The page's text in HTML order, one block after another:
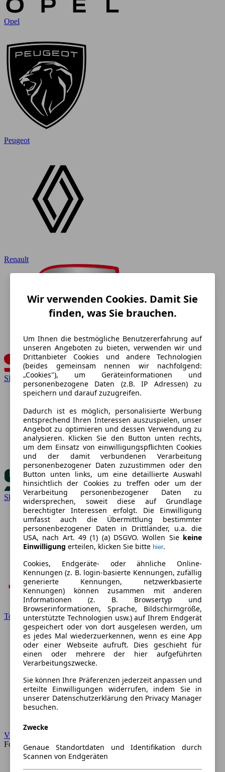
Opel
Peugeot
Renault
SEAT
Skoda
Toyota
VW
Forum
Wir verwenden Cookies. Damit Sie
finden, was Sie brauchen.
Um Ihnen die bestmögliche Benutzererfahrung auf
unseren Angeboten zu bieten, verwenden wir und
Drittanbieter Cookies und andere Technologien
(beides gemeinsam nennen wir nachfolgend:
„Cookies"), um Geräteinformationen und
personenbezogene Daten (z.B. IP Adressen) zu
speichern und darauf zuzugreifen.
Dadurch ist es möglich, personalisierte Werbung
entsprechend Ihren Interessen auszuspielen, unser
Angebot zu optimieren und dessen Verwendung zu
analysieren. Klicken Sie den Button unten rechts,
um dem Einsatz von einwilligungspflichten Cookies
und der damit verbundenen Verarbeitung
personenbezogener Daten zuzustimmen oder den
Button unten links, um eine detaillierte Auswahl
hinsichtlich der Cookies zu treffen oder um der
Verarbeitung personenbezogener Daten zu
widersprechen, soweit diese auf Grundlage
berechtigter Interessen erfolgt. Die Einwilligung
umfasst auch die Übermittlung bestimmter
personenbezogener Daten in Drittländer, u.a. die
USA, nach Art. 49 (1) (a) DSGVO. Wollen Sie keine
Einwilligung erteilen, klicken Sie bitte hier.
Cookies, Endgeräte- oder ähnliche Online-
Kennungen (z. B. login-basierte Kennungen, zufällig
generierte Kennungen, netzwerkbasierte
Kennungen) können zusammen mit anderen
Informationen (z. B. Browsertyp und
Browserinformationen, Sprache, Bildschirmgröße,
unterstützte Technologien usw.) auf Ihrem Endgerät
gespeichert oder von dort ausgelesen werden, um
es jedes Mal wiederzuerkennen, wenn es eine App
oder einer Webseite aufruft. Dies geschieht für
einen oder mehrere der hier aufgeführten
Verarbeitungszwecke.
Sie können Ihre Präferenzen jederzeit anpassen und
erteilte Einwilligungen widerrufen, indem Sie in
unserer Datenschutzerklärung den Privacy Manager
besuchen.
Zwecke
Genaue Standortdaten und Identifikation durch
Scannen von Endgeräten